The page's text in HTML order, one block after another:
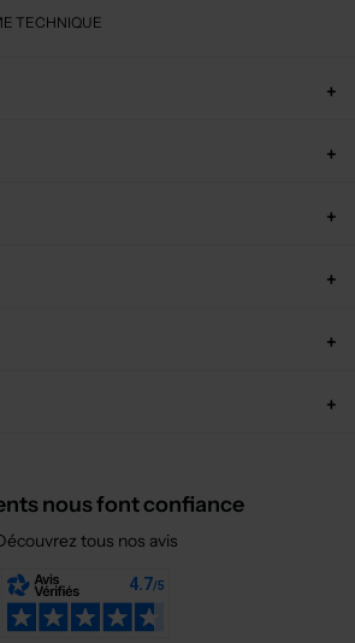
TECHNIQUE
nous font confiance
tous nos avis